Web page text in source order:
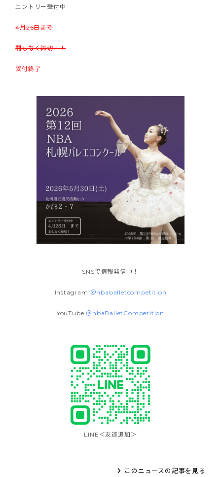
エントリー受付中
4月26日まで
間もなく締切！！
受付終了
SNSで情報発信中！
Instagram ＠nbaballetcompetition
YouTube ＠nbaBalletCompetition
LINE＜友達追加＞
このニュースの記事を見る